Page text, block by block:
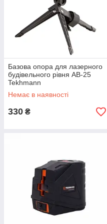
Базова опора для лазерного
будівельного рівня AB-25
Tekhmann
Немає в наявності
330 ₴